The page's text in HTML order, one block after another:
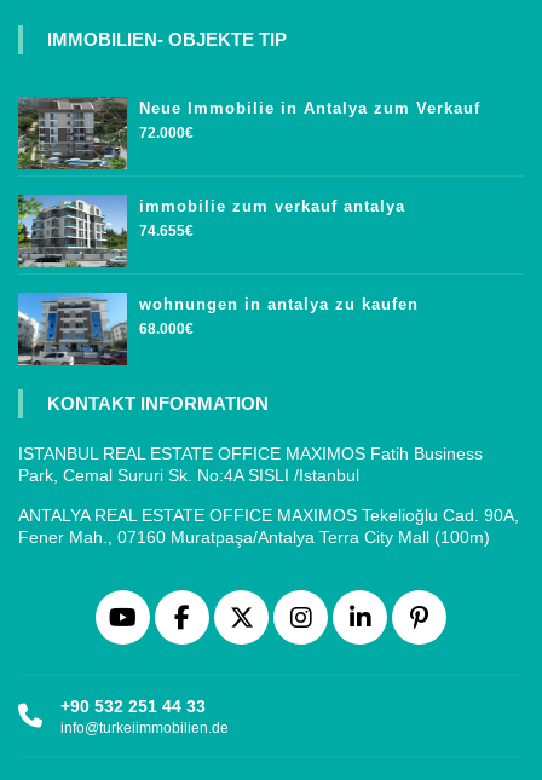
IMMOBILIEN- OBJEKTE TIP
Neue Immobilie in Antalya zum Verkauf
72.000€
immobilie zum verkauf antalya
74.655€
wohnungen in antalya zu kaufen
68.000€
KONTAKT INFORMATION
ISTANBUL REAL ESTATE OFFICE MAXIMOS Fatih Business
Park, Cemal Sururi Sk. No:4A SISLI /Istanbul
ANTALYA REAL ESTATE OFFICE MAXIMOS Tekelioğlu Cad. 90A,
Fener Mah., 07160 Muratpaşa/Antalya Terra City Mall (100m)
+90 532 251 44 33
info@turkeiimmobilien.de